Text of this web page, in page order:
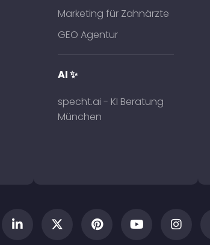
Marketing für Zahnärzte
GEO Agentur
AI ✨
specht.ai - KI Beratung
München